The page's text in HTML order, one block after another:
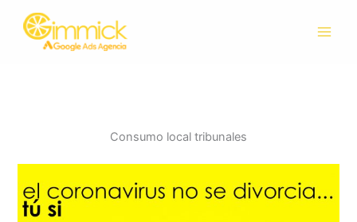
contenido
Consumo local tribunales